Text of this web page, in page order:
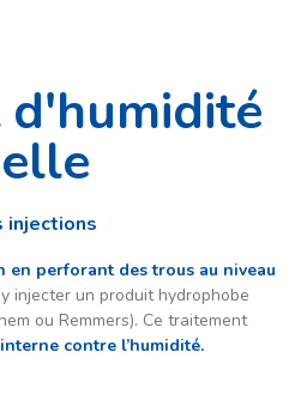
injections
en perforant des trous au niveau
injecter un produit hydrophobe
ou Remmers). Ce traitement
contre l’humidité.